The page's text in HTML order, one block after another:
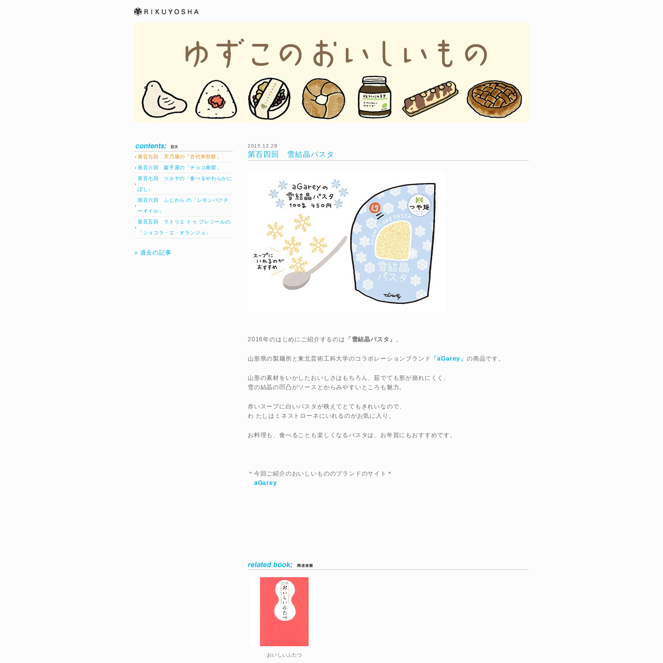
六耀社(りくようしゃ)
- 生活をデザインし、
第百九回 天乃屋の「古代米煎餅」
第百八回 巖手屋の「チョコ南部」
第百七回 ツルヤの「食べるやわらかに
ぼし」
第百六回 ふじわら の「レモンパクチ
ーオイル」
第百五回 ラトリエ ドゥ プレジールの
「ショコラ・エ・オランジュ」
» 過去の記事
2015.12.28
第百四回 雪結晶パスタ
2016年のはじめにご紹介するのは 「雪結晶パスタ」 。
山形県の製麺所と東北芸術工科大学のコラボレーションブランド 「aGarey」の商品です。
山形の素材をいかしたおいしさはもちろん、茹でても形が崩れにくく、
雪の結晶の凹凸がソースとからみやすいところも魅力。
赤いスープに白いパスタが映えてとてもきれいなので、
わ たしはミネストローネにいれるのがお気に入り。
お料理も、食べることも楽しくなるパスタは、お年賀にもおすすめです。
＊今回ご紹介のおいしいもののブランドのサイト＊
aGarey
おいしいふたつ